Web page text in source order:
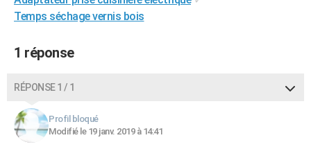
Temps séchage vernis bois
1 réponse
RÉPONSE 1 / 1
Profil bloqué
Modifié le 19 janv. 2019 à 14:41